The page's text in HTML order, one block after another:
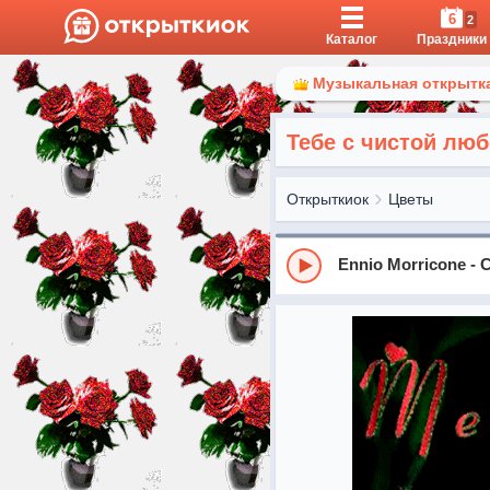
Каталог
6 2
Праздники
Музыкальная
Тебе с чистой
Открыткиок Цветы
Ennio Morricone -